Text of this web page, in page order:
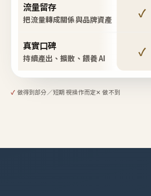
流量留存
把流量轉成關係與品牌資產 ✓
真實口碑
持續產出、擴散、餵養 AI ✓
✓ 做得到部分／短期 視操作而定✕ 做不到